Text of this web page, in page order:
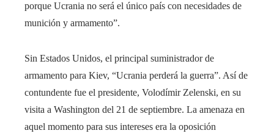
porque Ucrania no será el único país con necesidades de
munición y armamento”.
Sin Estados Unidos, el principal suministrador de
armamento para Kiev, “Ucrania perderá la guerra”. Así de
contundente fue el presidente, Volodímir Zelenski, en su
visita a Washington del 21 de septiembre. La amenaza en
aquel momento para sus intereses era la oposición